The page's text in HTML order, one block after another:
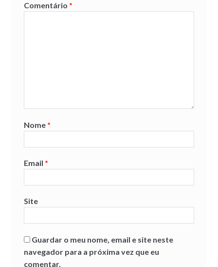
Comentário *
Nome *
Email *
Site
Guardar o meu nome, email e site neste
navegador para a próxima vez que eu
comentar.